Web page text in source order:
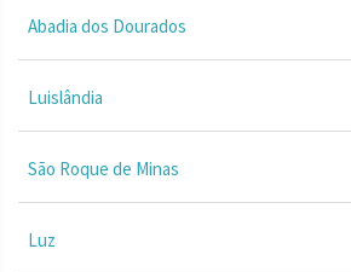
Abadia dos Dourados
Luislândia
São Roque de Minas
Luz